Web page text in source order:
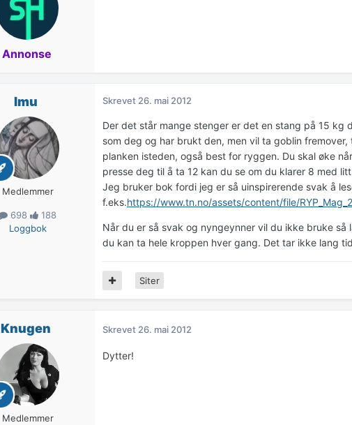
Annonse
Imu
Medlemmer
698
188
Loggbok
Skrevet 26. mai 2012
Der det står mange stenger er det en stang på 15
som deg og har brukt den, men vil ta goblin
planken isteden, også best for ryggen. Du skal øke
presse deg til å ta 12 kan du se om du klarer 8 med
Jeg bruker bok fordi jeg er så uinspirerende svak å
f.eks.https://www.tn.no/assets/content/file/
Når du er så svak og nyngeynner vil du ikke bruke
du kan ta hele kroppen hver gang. Det tar ikke lang
Siter
Knugen
Medlemmer
Skrevet 26. mai 2012
Dytter!